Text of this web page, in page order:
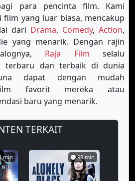
para pencinta film. Kami
film yang luar biasa, mencakup
dari Drama, Comedy, Action,
yang menarik. Dengan rajin
Raja Film selalu
terbaru dan terbaik di dunia
dapat dengan mudah
film favorit mereka atau
baru yang menarik.
TERKAIT
min 99 min